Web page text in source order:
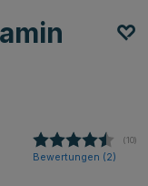
(10)
Bewertungen (2)